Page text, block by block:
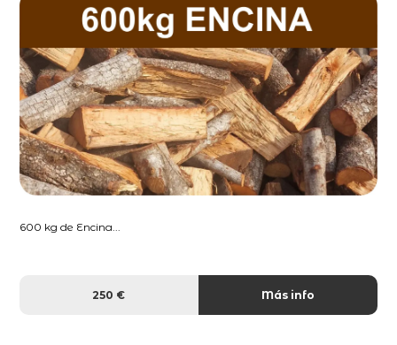
600 kg de Encina...
250 € Más info